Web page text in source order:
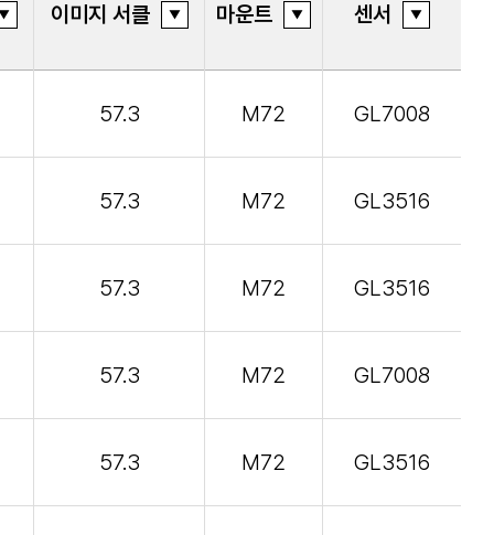
이미지 서클 마운트 센서
57.3 M72 GL7008
57.3 M72 GL3516
57.3 M72 GL3516
57.3 M72 GL7008
57.3 M72 GL3516